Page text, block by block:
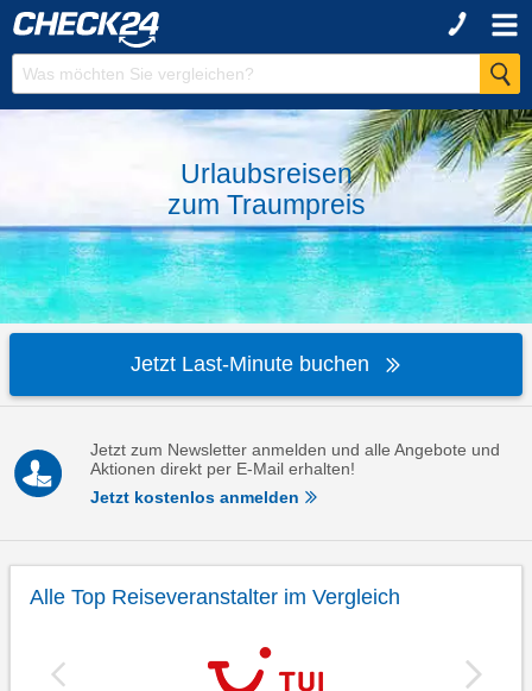
Urlaubsreisen
zum Traumpreis
Jetzt Last-Minute buchen
Jetzt zum Newsletter anmelden und alle Angebote und
Aktionen direkt per E-Mail erhalten!
Jetzt kostenlos anmelden
Alle Top Reiseveranstalter im Vergleich